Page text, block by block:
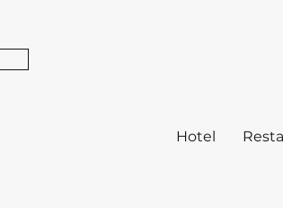
Hotel